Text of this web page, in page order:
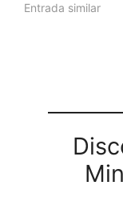
lado para formar
Entrada similar